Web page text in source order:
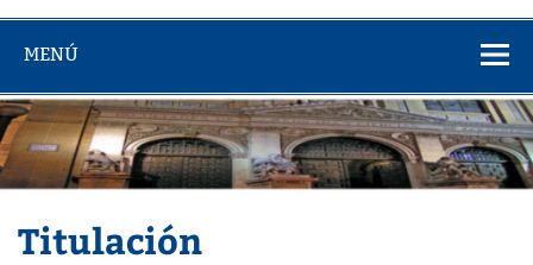
MENÚ
Titulación